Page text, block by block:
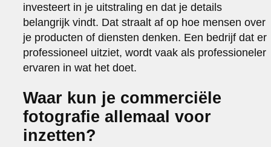
investeert in je uitstraling en dat je details
belangrijk vindt. Dat straalt af op hoe mensen over
je producten of diensten denken. Een bedrijf dat er
professioneel uitziet, wordt vaak als professioneler
ervaren in wat het doet.
Waar kun je commerciële
fotografie allemaal voor
inzetten?